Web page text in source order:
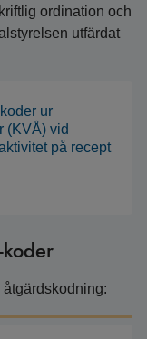
ordination och
utfärdat
ur
(KVÅ) vid
på recept